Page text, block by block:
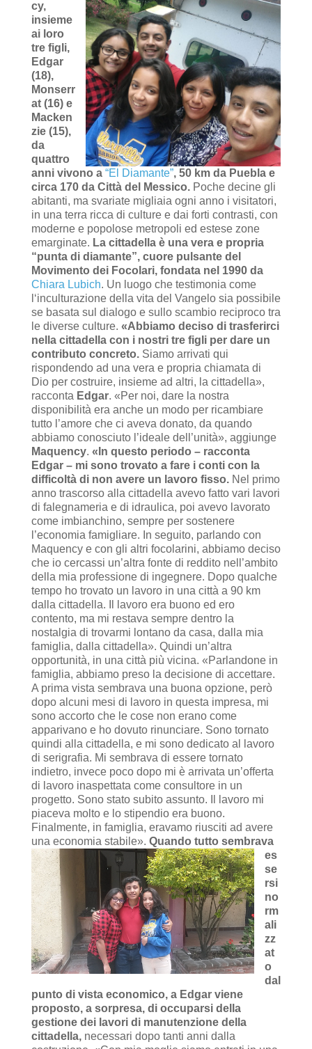
cy,
insieme
ai loro
tre figli,
Edgar
(18),
Monserr
at (16) e
Macken
zie (15),
da
quattro
anni vivono a “El Diamante”, 50 km da Puebla e
circa 170 da Città del Messico.Poche decine gli
abitanti, ma svariate migliaia ogni anno i visitatori,
in una terra ricca di culture e dai forti contrasti, con
moderne e popolose metropoli ed estese zone
emarginate. La cittadella è una vera e propria
“punta di diamante”, cuore pulsante del
Movimento dei Focolari, fondata nel 1990 da
Chiara Lubich. Un luogo che testimonia come
l‘inculturazione della vita del Vangelo sia possibile
se basata sul dialogo e sullo scambio reciproco tra
le diverse culture. «Abbiamo deciso di trasferirci
nella cittadella con i nostri tre figli per dare un
contributo concreto.Siamo arrivati qui
rispondendo ad una vera e propria chiamata di
Dio per costruire, insieme ad altri, la cittadella»,
racconta Edgar. «Per noi, dare la nostra
disponibilità era anche un modo per ricambiare
tutto l’amore che ci aveva donato, da quando
abbiamo conosciuto l’ideale dell’unità», aggiunge
Maquency. «In questo periodo – racconta
Edgar – mi sono trovato a fare i conti con la
difficoltà di non avere un lavoro fisso.Nel primo
anno trascorso alla cittadella avevo fatto vari lavori
di falegnameria e di idraulica, poi avevo lavorato
come imbianchino, sempre per sostenere
l’economia famigliare. In seguito, parlando con
Maquency e con gli altri focolarini, abbiamo deciso
che io cercassi un’altra fonte di reddito nell’ambito
della mia professione di ingegnere. Dopo qualche
tempo ho trovato un lavoro in una città a 90 km
dalla cittadella. Il lavoro era buono ed ero
contento, ma mi restava sempre dentro la
nostalgia di trovarmi lontano da casa, dalla mia
famiglia, dalla cittadella». Quindi un’altra
opportunità, in una città più vicina. «Parlandone in
famiglia, abbiamo preso la decisione di accettare.
A prima vista sembrava una buona opzione, però
dopo alcuni mesi di lavoro in questa impresa, mi
sono accorto che le cose non erano come
apparivano e ho dovuto rinunciare. Sono tornato
quindi alla cittadella, e mi sono dedicato al lavoro
di serigrafia. Mi sembrava di essere tornato
indietro, invece poco dopo mi è arrivata un’offerta
di lavoro inaspettata come consultore in un
progetto. Sono stato subito assunto. Il lavoro mi
piaceva molto e lo stipendio era buono.
Finalmente, in famiglia, eravamo riusciti ad avere
una economia stabile». Quando tutto sembrava
es
se
rsi
no
rm
ali
zz
at
o
dal
punto di vista economico, a Edgar viene
proposto, a sorpresa, di occuparsi della
gestione dei lavori di manutenzione della
cittadella,necessari dopo tanti anni dalla